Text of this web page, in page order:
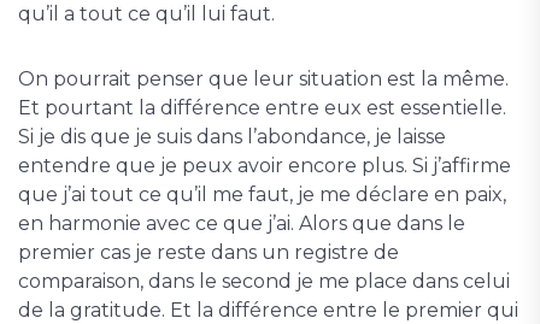
qu’il a tout ce qu’il lui faut.
On pourrait penser que leur situation est la même.
Et pourtant la différence entre eux est essentielle.
Si je dis que je suis dans l’abondance, je laisse
entendre que je peux avoir encore plus. Si j’affirme
que j’ai tout ce qu’il me faut, je me déclare en paix,
en harmonie avec ce que j’ai. Alors que dans le
premier cas je reste dans un registre de
comparaison, dans le second je me place dans celui
de la gratitude. Et la différence entre le premier qui